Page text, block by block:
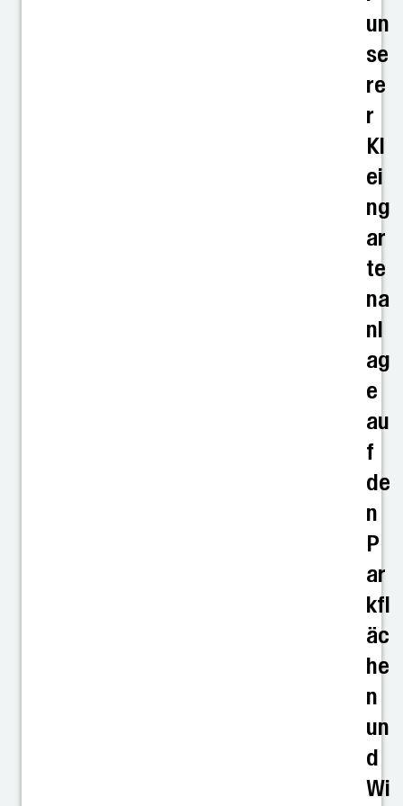
un
se
re
r
Kl
ei
ng
ar
te
na
nl
ag
e
au
f
de
n
P
ar
kfl
äc
he
n
un
d
Wi